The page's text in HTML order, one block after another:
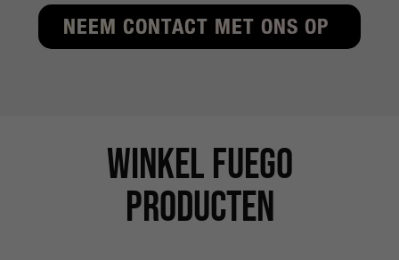
NEEM CONTACT MET ONS OP
Winkel fuego
producten